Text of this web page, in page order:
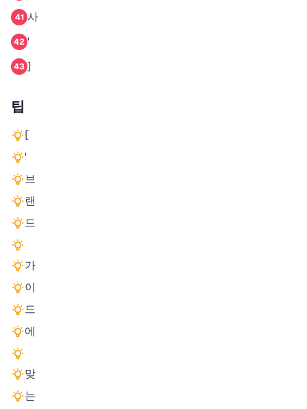
41 사
42 '
43 ]
팁
[
'
브
랜
드
가
이
드
에
맞
는